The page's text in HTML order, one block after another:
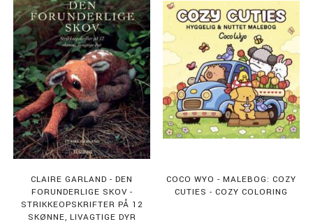
CLAIRE GARLAND - DEN
FORUNDERLIGE SKOV -
STRIKKEOPSKRIFTER PÅ 12
SKØNNE, LIVAGTIGE DYR
COCO WYO - MALEBOG: COZY
CUTIES - COZY COLORING